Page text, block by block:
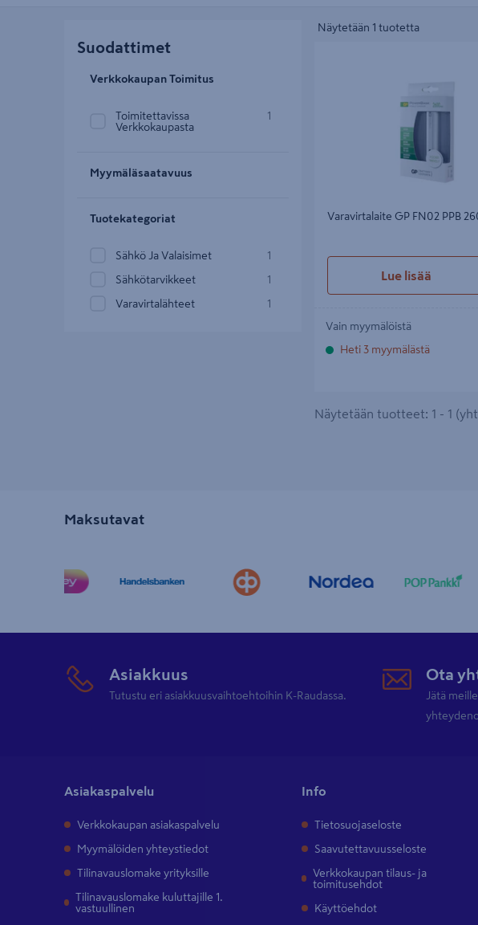
Suodattimet
Verkkokaupan Toimitus
Toimitettavissa
Verkkokaupasta
1
Myymäläsaatavuus
Tuotekategoriat
Sähkö Ja Valaisimet 1
Sähkötarvikkeet 1
Varavirtalähteet 1
Näytetään 1 tuotetta
Varavirtalaite GP FN02 PPB
Lue lisää
Vain myymälöistä
Heti 3 myymälästä
Näytetään tuotteet: 1 - 1
Maksutavat
Asiakkuus
Tutustu eri asiakkuusvaihtoehtoihin K-Raudassa.
Ota
Jätä
Asiakaspalvelu
Verkkokaupan asiakaspalvelu
Myymälöiden yhteystiedot
Tilinavauslomake yrityksille
Tilinavauslomake kuluttajille 1.
vastuullinen
Info
Tietosuojaseloste
Saavutettavuusseloste
Verkkokaupan tilaus- ja
toimitusehdot
Käyttöehdot